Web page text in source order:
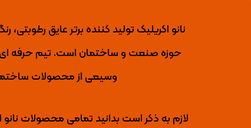
حوزه صنعت و ساختمان است. تیم حرفه ای
وسیعی از محصولات
لازم به ذکر است بدانید تمامی محصولات